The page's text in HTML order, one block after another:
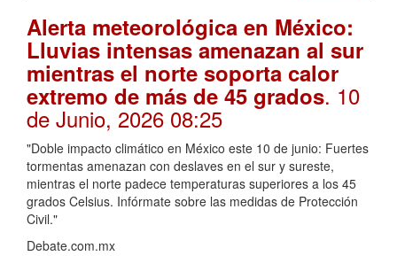
Alerta meteorológica en México:
Lluvias intensas amenazan al sur
mientras el norte soporta calor
extremo de más de 45 grados. 10
de Junio, 2026 08:25
"Doble impacto climático en México este 10 de junio: Fuertes
tormentas amenazan con deslaves en el sur y sureste,
mientras el norte padece temperaturas superiores a los 45
grados Celsius. Infórmate sobre las medidas de Protección
Civil."
Debate.com.mx